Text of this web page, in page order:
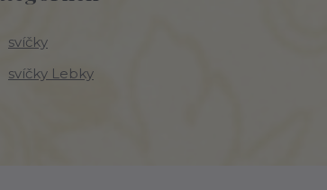
svíčky
svíčky Lebky